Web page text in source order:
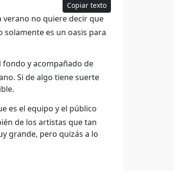
Copiar texto
verano no quiere decir que
solamente es un oasis para
fondo y acompañado de
Si de algo tiene suerte
es el equipo y el público
de los artistas que tan
grande, pero quizás a lo